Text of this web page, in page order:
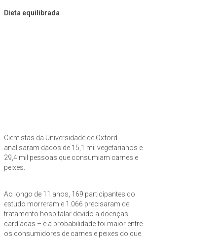
Dieta equilibrada
Cientistas da Universidade de Oxford
analisaram dados de 15,1 mil vegetarianos e
29,4 mil pessoas que consumiam carnes e
peixes.
Ao longo de 11 anos, 169 participantes do
estudo morreram e 1.066 precisaram de
tratamento hospitalar devido a doenças
cardíacas – e a probabilidade foi maior entre
os consumidores de carnes e peixes do que